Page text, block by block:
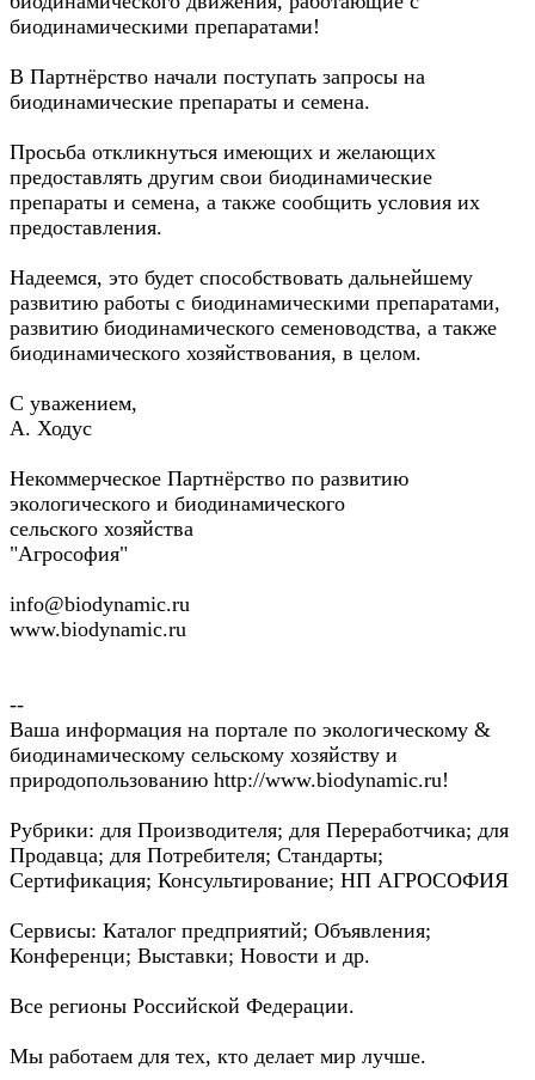
биодинамическими препаратами!
В Партнёрство начали поступать запросы на
биодинамические препараты и семена.
Просьба откликнуться имеющих и желающих
предоставлять другим свои биодинамические
препараты и семена, а также сообщить условия их
предоставления.
Надеемся, это будет способствовать дальнейшему
развитию работы с биодинамическими препаратами,
развитию биодинамического семеноводства, а также
биодинамического хозяйствования, в целом.
С уважением,
А. Ходус
Некоммерческое Партнёрство по развитию
экологического и биодинамического
сельского хозяйства
"Агрософия"
info@biodynamic.ru
www.biodynamic.ru
--
Ваша информация на портале по экологическому &
биодинамическому сельскому хозяйству и
природопользованию http://www.biodynamic.ru!
Рубрики: для Производителя; для Переработчика; для
Продавца; для Потребителя; Стандарты;
Сертификация; Консультирование; НП АГРОСОФИЯ
Сервисы: Каталог предприятий; Объявления;
Конференци; Выставки; Новости и др.
Все регионы Российской Федерации.
Мы работаем для тех, кто делает мир лучше.